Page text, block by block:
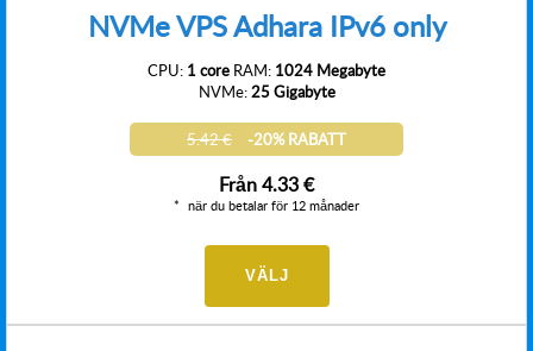
NVMe VPS Adhara IPv6 only
CPU: 1 core RAM: 1024 Megabyte
NVMe:25 Gigabyte
5.42 € -20% RABATT
Från4.33 €
när du betalar för 12 månader
VÄLJ